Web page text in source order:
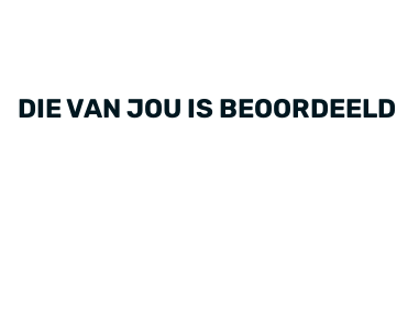
DIE VAN JOU IS BEOORDEELD